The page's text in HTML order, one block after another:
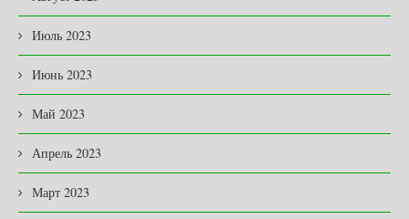
Июль 2023
Июнь 2023
Май 2023
Апрель 2023
Март 2023